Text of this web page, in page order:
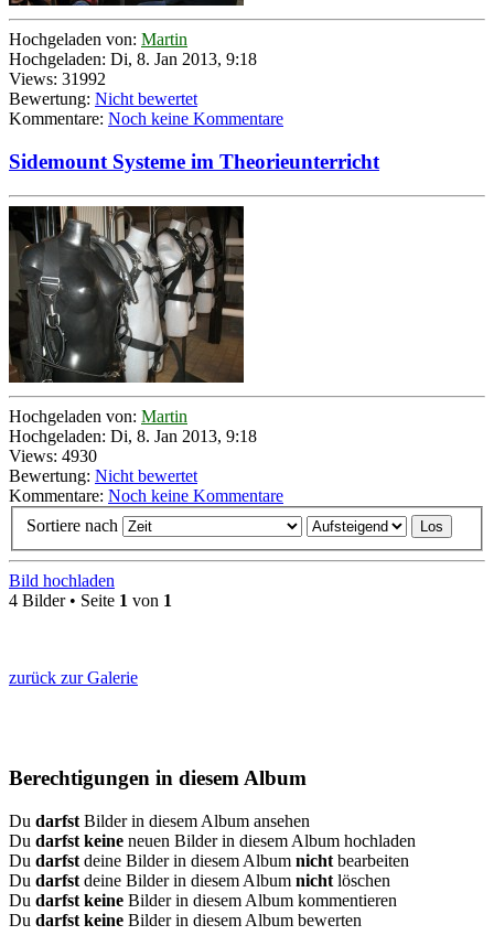
Hochgeladen von: Martin
Hochgeladen: Di, 8. Jan 2013, 9:18
Views: 31992
Bewertung: Nicht bewertet
Kommentare: Noch keine Kommentare
Sidemount Systeme im Theorieunterricht
Hochgeladen von: Martin
Hochgeladen: Di, 8. Jan 2013, 9:18
Views: 4930
Bewertung: Nicht bewertet
Kommentare: Noch keine Kommentare
Sortiere nach
Bild hochladen
4 Bilder • Seite 1 von 1
zurück zur Galerie
Berechtigungen in diesem Album
Du darfst Bilder in diesem Album ansehen
Du darfst keine neuen Bilder in diesem Album hochladen
Du darfst deine Bilder in diesem Album nicht bearbeiten
Du darfst deine Bilder in diesem Album nicht löschen
Du darfst keine Bilder in diesem Album kommentieren
Du darfst keine Bilder in diesem Album bewerten